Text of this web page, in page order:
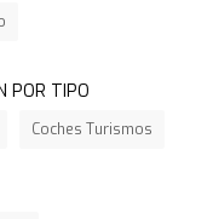
POR TIPO
Coches Turismos